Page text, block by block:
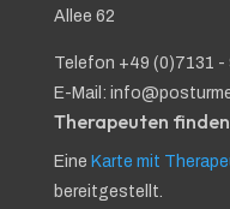
Allee 62
Telefon +49 (0)7131 -
E-Mail:
Therapeuten finden
Eine Karte mit
bereitgestellt.